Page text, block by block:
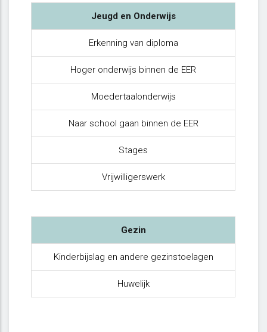
Jeugd en Onderwijs
Erkenning van diploma
Hoger onderwijs binnen de EER
Moedertaalonderwijs
Naar school gaan binnen de EER
Stages
Vrijwilligerswerk
Gezin
Kinderbijslag en andere gezinstoelagen
Huwelijk